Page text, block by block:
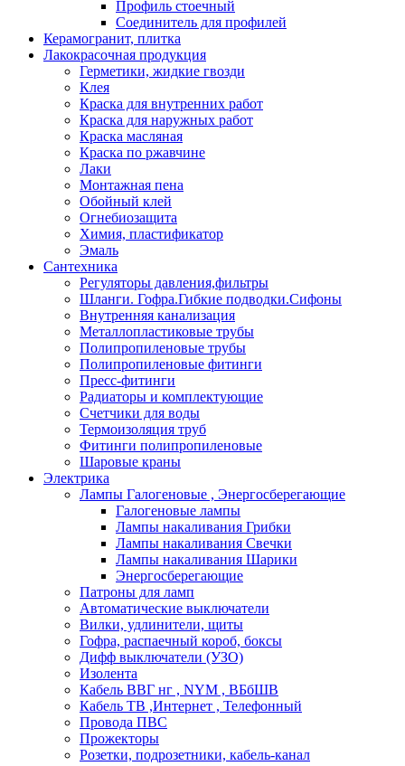
Профиль стоечный
Соединитель для профилей
Керамогранит, плитка
Лакокрасочная продукция
Герметики, жидкие гвозди
Клея
Краска для внутренних работ
Краска для наружных работ
Краска масляная
Краска по ржавчине
Лаки
Монтажная пена
Обойный клей
Огнебиозащита
Химия, пластификатор
Эмаль
Сантехника
Регуляторы давления,фильтры
Шланги. Гофра.Гибкие подводки.Сифоны
Внутренняя канализация
Металлопластиковые трубы
Полипропиленовые трубы
Полипропиленовые фитинги
Пресс-фитинги
Радиаторы и комплектующие
Счетчики для воды
Термоизоляция труб
Фитинги полипропиленовые
Шаровые краны
Электрика
Лампы Галогеновые , Энергосберегающие
Галогеновые лампы
Лампы накаливания Грибки
Лампы накаливания Свечки
Лампы накаливания Шарики
Энергосберегающие
Патроны для ламп
Автоматические выключатели
Вилки, удлинители, щиты
Гофра, распаечный короб, боксы
Дифф выключатели (УЗО)
Изолента
Кабель ВВГ нг , NYM , ВБбШВ
Кабель ТВ ,Интернет , Телефонный
Провода ПВС
Прожекторы
Розетки, подрозетники, кабель-канал